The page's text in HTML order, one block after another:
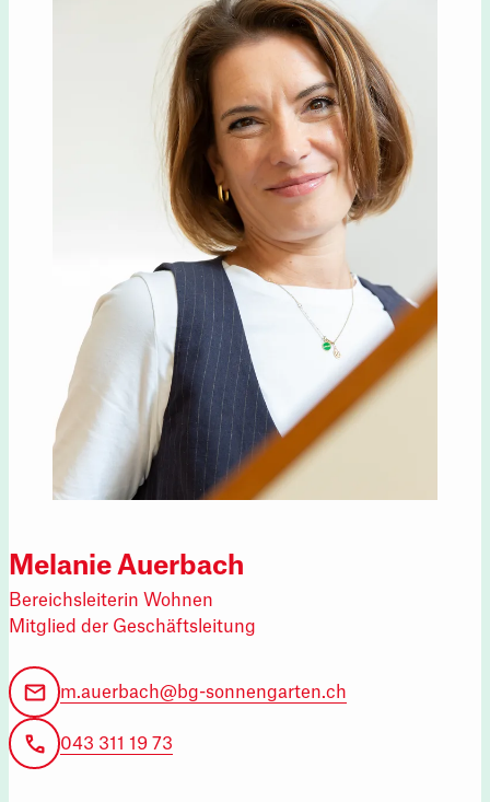
Melanie Auerbach
Bereichsleiterin Wohnen
Mitglied der Geschäftsleitung
m.auerbach@bg-sonnengarten.ch
043 311 19 73